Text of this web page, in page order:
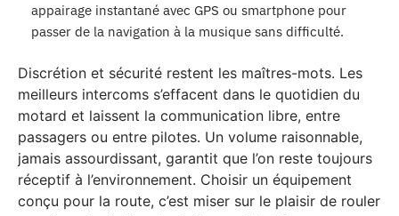
appairage instantané avec GPS ou smartphone pour
passer de la navigation à la musique sans difficulté.
Discrétion et sécurité restent les maîtres-mots. Les
meilleurs intercoms s’effacent dans le quotidien du
motard et laissent la communication libre, entre
passagers ou entre pilotes. Un volume raisonnable,
jamais assourdissant, garantit que l’on reste toujours
réceptif à l’environnement. Choisir un équipement
conçu pour la route, c’est miser sur le plaisir de rouler